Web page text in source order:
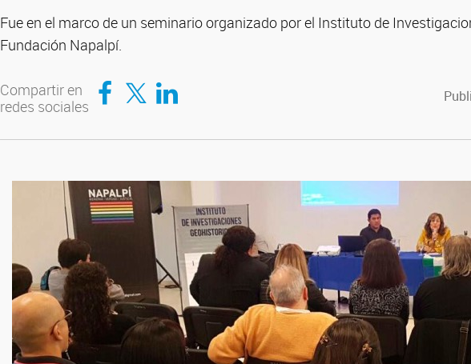
Fue en el marco de un seminario organizado por el Instituto de
Fundación Napalpí.
Compartir en
redes sociales
Compartir en Facebook
Compartir en TwitterCompartir en LinkedIn